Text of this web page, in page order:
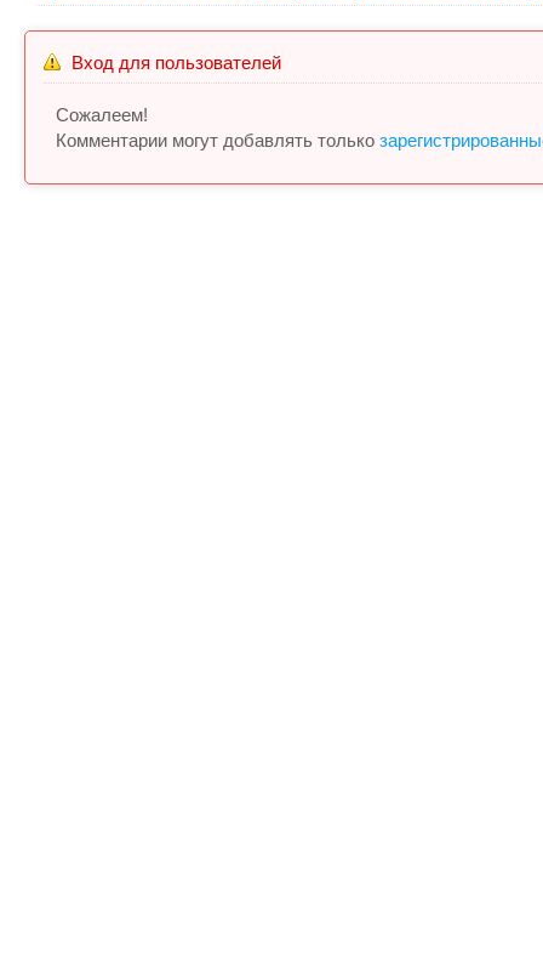
Вход для пользователей
Сожалеем!
Комментарии могут добавлять только